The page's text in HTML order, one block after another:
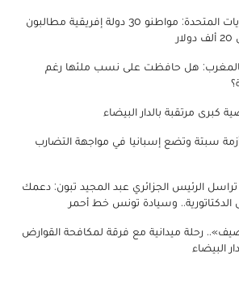
تأشيرة الدخول للولايات المتحدة: مواطنو 30 دولة إفريقية مطالبون
هل حافظت على نسب ملئها رغم
كبرى مرتقبة بالدار البيضاء
سبتة وتضع إسبانيا في مواجهة التضارب
الرئيس الجزائري عبد المجيد تبون: دعمك
وسيادة تونس خط أحمر
رحلة ميدانية مع فرقة لمكافحة القوارض
البيضاء